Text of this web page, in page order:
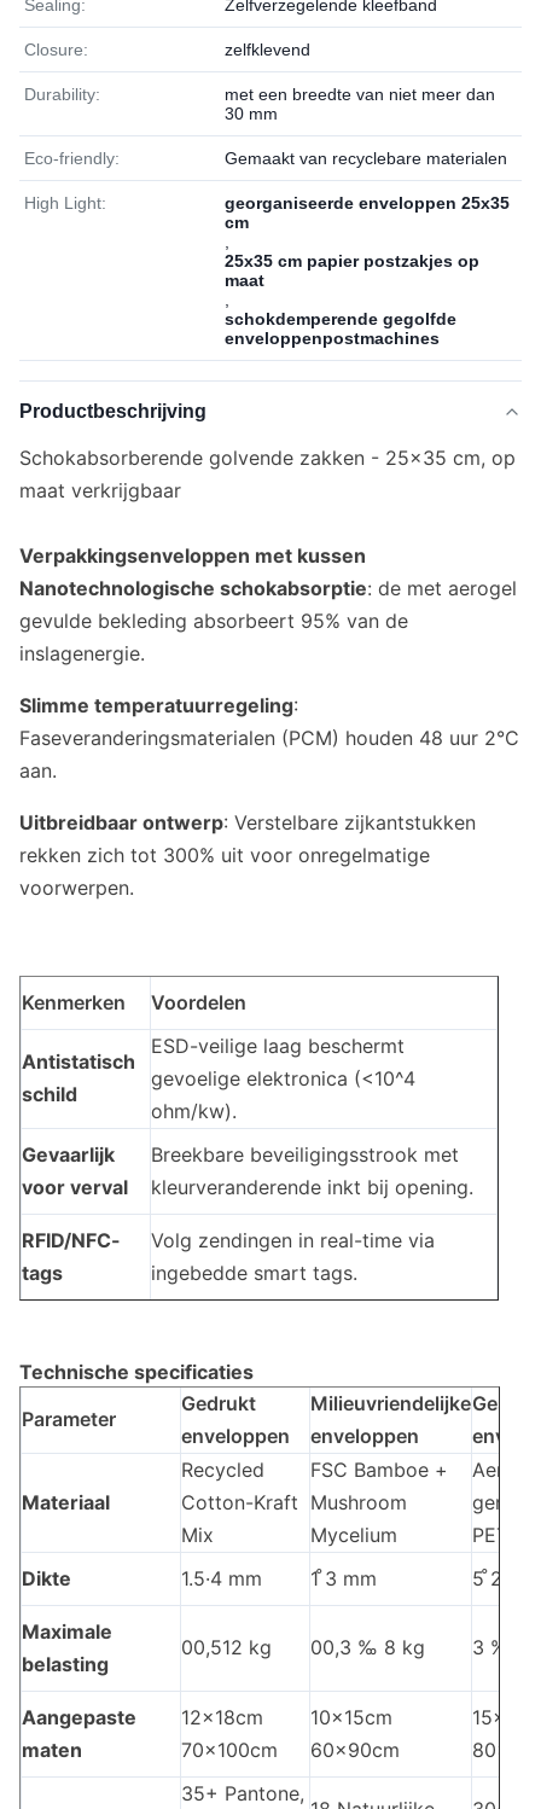
Sealing: Zelfverzegelende kleefband
Closure: zelfklevend
Durability:
met een breedte van niet meer dan
30 mm
Eco-friendly: Gemaakt van recyclebare materialen
High Light:
georganiseerde enveloppen 25x35
cm
25x35 cm papier postzakjes op
maat
schokdemperende gegolfde
enveloppenpostmachines
Productbeschrijving
Schokabsorberende golvende zakken - 25x35 cm, op
maat verkrijgbaar
Verpakkingsenveloppen met kussen
Nanotechnologische schokabsorptie: de met aerogel
gevulde bekleding absorbeert 95% van de
inslagenergie.
Slimme temperatuurregeling:
Faseveranderingsmaterialen (PCM) houden 48 uur 2°C
aan.
Uitbreidbaar ontwerp: Verstelbare zijkantstukken
rekken zich tot 300% uit voor onregelmatige
voorwerpen.
Kenmerken Voordelen
Antistatisch
schild
ESD-veilige laag beschermt
gevoelige elektronica (<10^4
ohm/kw).
Gevaarlijk
voor verval
Breekbare beveiligingsstrook met
kleurveranderende inkt bij opening.
RFID/NFC-
tags
Volg zendingen in real-time via
ingebedde smart tags.
Technische specificaties
Parameter
Gedrukt
enveloppen
Milieuvriendelijke
enveloppen
Materiaal
Recycled
Cotton-Kraft
Mix
FSC Bamboe +
Mushroom
Mycelium
PET
Dikte
1.5·4 mm 1 ̊3 mm 5 ̊20
Maximale
belasting
00,512 kg 00,3 ‰ 8 kg 3 ‰
Aangepaste
maten
12x18cm
70x100cm
10x15cm
60x90cm
35+ Pantone,